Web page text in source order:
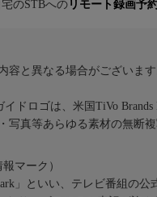
のSTBへの リモート録画予
容と異なる場合がございます
ドロゴは、米国TiVo
写真等あらゆる素材の無断複
マーク）
」といい、テレビ番組の公